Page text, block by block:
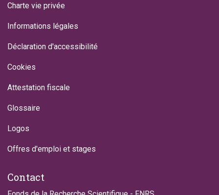
Charte vie privée
Informations légales
Déclaration d'accessibilité
Cookies
Attestation fiscale
Glossaire
Logos
Offres d'emploi et stages
Contact